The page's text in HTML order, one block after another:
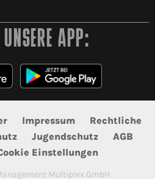
APP:
Impressum
Rechtliche
Jugendschutz
AGB
Einstellungen
Multiplex GmbH